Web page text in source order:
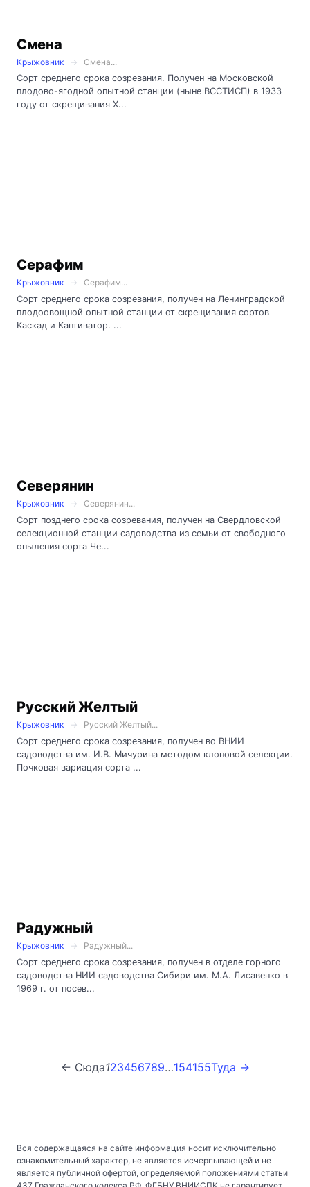
Смена
Крыжовник
Смена...
Сорт среднего срока созревания. Получен на Московской
плодово-ягодной опытной станции (ныне ВССТИСП) в 1933
году от скрещивания Х...
Серафим
Крыжовник
Серафим...
Сорт среднего срока созревания, получен на Ленинградской
плодоовощной опытной станции от скрещивания сортов
Каскад и Каптиватор. ...
Северянин
Крыжовник
Северянин...
Сорт позднего срока созревания, получен на Свердловской
селекционной станции садоводства из семьи от свободного
опыления сорта Че...
Русский Желтый
Крыжовник
Русский Желтый...
Сорт среднего срока созревания, получен во ВНИИ
садоводства им. И.В. Мичурина методом клоновой селекции.
Почковая вариация сорта ...
Радужный
Крыжовник
Радужный...
Сорт среднего срока созревания, получен в отделе горного
садоводства НИИ садоводства Сибири им. М.А. Лисавенко в
1969 г. от посев...
← Сюда123456789…154155Туда →
Вся содержащаяся на сайте информация носит исключительно
ознакомительный характер, не является исчерпывающей и не
является публичной офертой, определяемой положениями статьи